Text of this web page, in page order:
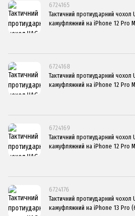
6724165
Тактичний протиударний чохол
камуфляжний на iPhone 12 Pro
6724168
Тактичний протиударний чохол
камуфляжний на iPhone 12 Pro
6724169
Тактичний протиударний чохол
камуфляжний на iPhone 12 Pro
6724176
Тактичний протиударний чохол
камуфляжний на iPhone 13 Pro